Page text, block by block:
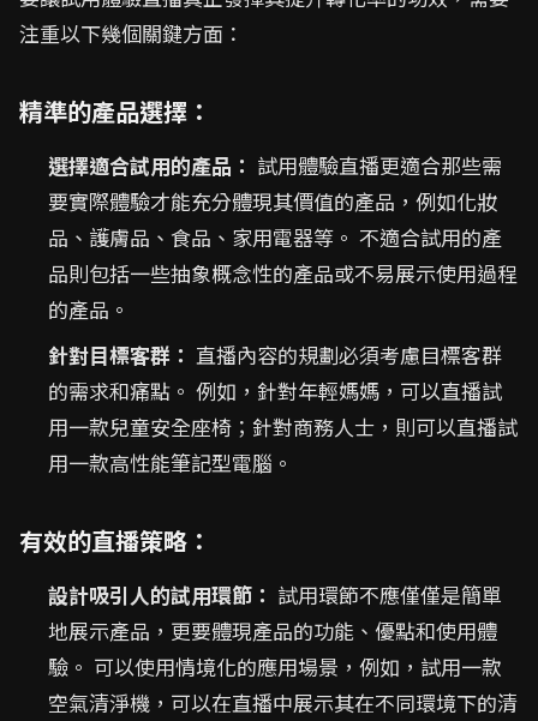
注重以下幾個關鍵方面：
精準的產品選擇：
選擇適合試用的產品： 試用體驗直播更適合那些需
要實際體驗才能充分體現其價值的產品，例如化妝
品、護膚品、食品、家用電器等。 不適合試用的產
品則包括一些抽象概念性的產品或不易展示使用過程
的產品。
針對目標客群： 直播內容的規劃必須考慮目標客群
的需求和痛點。 例如，針對年輕媽媽，可以直播試
用一款兒童安全座椅；針對商務人士，則可以直播試
用一款高性能筆記型電腦。
有效的直播策略：
設計吸引人的試用環節： 試用環節不應僅僅是簡單
地展示產品，更要體現產品的功能、優點和使用體
驗。 可以使用情境化的應用場景，例如，試用一款
空氣清淨機，可以在直播中展示其在不同環境下的清